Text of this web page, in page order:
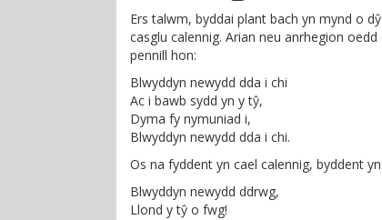
Ers talwm, byddai plant bach yn mynd o
casglu calennig. Arian neu anrhegion
pennill hon:
Blwyddyn newydd dda i chi
Ac i bawb sydd yn y tŷ,
Dyma fy nymuniad i,
Blwyddyn newydd dda i chi.
Os na fyddent yn cael calennig, byddent
Blwyddyn newydd ddrwg,
Llond y tŷ o fwg!